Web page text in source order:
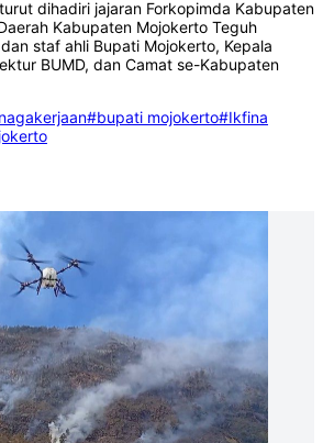
dihadiri jajaran Forkopimda Kabupaten
Kabupaten Mojokerto Teguh
staf ahli Bupati Mojokerto, Kepala
BUMD, dan Camat se-Kabupaten
#bupati mojokerto#Ikfina